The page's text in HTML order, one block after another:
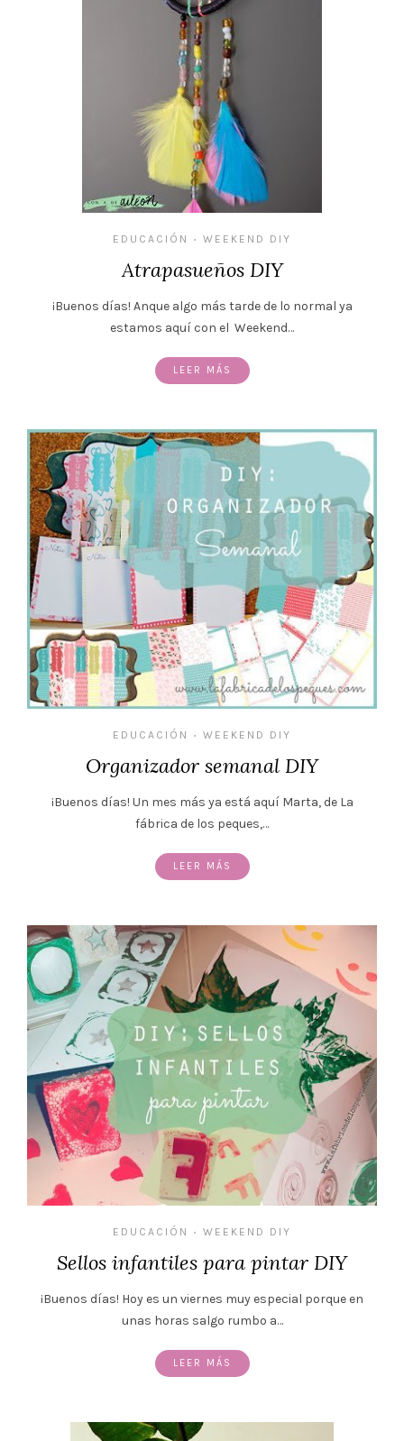
EDUCACIÓN • WEEKEND DIY
Atrapasueños DIY
¡Buenos días! Anque algo más tarde de lo normal ya
estamos aquí con el Weekend…
LEER MÁS
EDUCACIÓN • WEEKEND DIY
Organizador semanal DIY
¡Buenos días! Un mes más ya está aquí Marta, de La
fábrica de los peques,…
LEER MÁS
EDUCACIÓN • WEEKEND DIY
Sellos infantiles para pintar DIY
¡Buenos días! Hoy es un viernes muy especial porque en
unas horas salgo rumbo a…
LEER MÁS